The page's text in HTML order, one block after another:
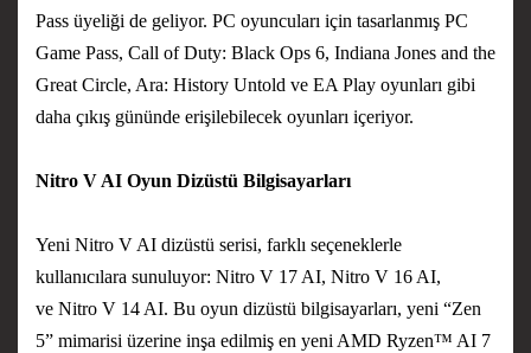
Pass üyeliği de geliyor. PC oyuncuları için tasarlanmış PC
Game Pass, Call of Duty: Black Ops 6, Indiana Jones and the
Great Circle, Ara: History Untold ve EA Play oyunları gibi
daha çıkış gününde erişilebilecek oyunları içeriyor.
Nitro V AI Oyun Dizüstü Bilgisayarları
Yeni Nitro V AI dizüstü serisi, farklı seçeneklerle
kullanıcılara sunuluyor: Nitro V 17 AI, Nitro V 16 AI,
ve Nitro V 14 AI. Bu oyun dizüstü bilgisayarları, yeni “Zen
5” mimarisi üzerine inşa edilmiş en yeni AMD Ryzen™ AI 7